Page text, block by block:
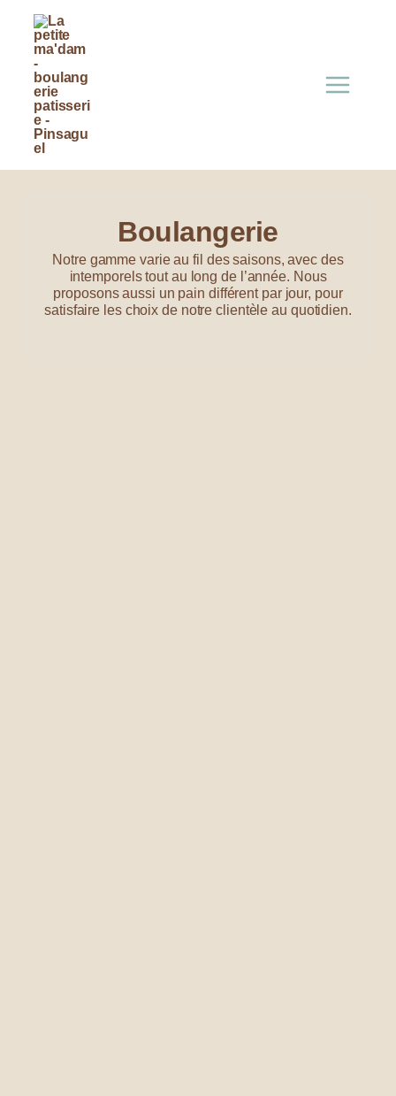
contenu
Boulangerie
Notre gamme varie au fil des saisons, avec des
intemporels tout au long de l’année. Nous
proposons aussi un pain différent par jour, pour
satisfaire les choix de notre clientèle au quotidien.